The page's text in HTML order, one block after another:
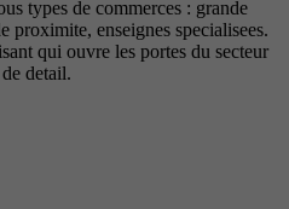
types de commerces : grande
proximite, enseignes specialisees.
qui ouvre les portes du secteur
detail.